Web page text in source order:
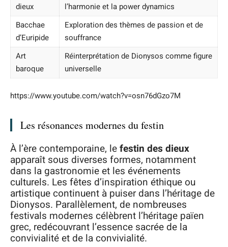
dieux
l’harmonie et la power dynamics
Bacchae
d’Euripide
Exploration des thèmes de passion et de
souffrance
Art
baroque
Réinterprétation de Dionysos comme figure
universelle
https://www.youtube.com/watch?v=osn76dGzo7M
Les résonances modernes du festin
À l’ère contemporaine, lefestin des dieux
apparaît sous diverses formes, notamment
dans la gastronomie et les événements
culturels. Les fêtes d’inspiration éthique ou
artistique continuent à puiser dans l’héritage de
Dionysos. Parallèlement, de nombreuses
festivals modernes célèbrent l’héritage païen
grec, redécouvrant l’essence sacrée de la
convivialité et de la convivialité.